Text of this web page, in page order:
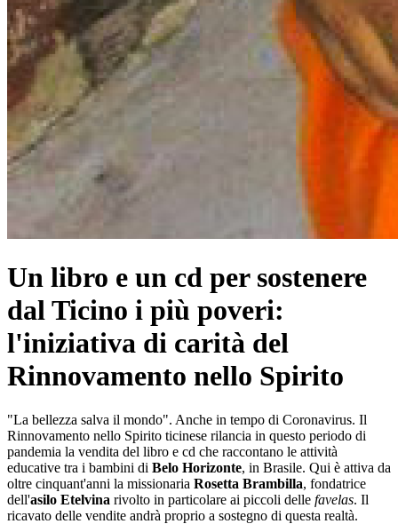
Un libro e un cd per sostenere
dal Ticino i più poveri:
l'iniziativa di carità del
Rinnovamento nello Spirito
"La bellezza salva il mondo". Anche in tempo di Coronavirus. Il
Rinnovamento nello Spirito ticinese rilancia in questo periodo di
pandemia la vendita del libro e cd che raccontano le attività
educative tra i bambini di Belo Horizonte, in Brasile. Qui è attiva da
oltre cinquant'anni la missionaria Rosetta Brambilla, fondatrice
dell'asilo Etelvina rivolto in particolare ai piccoli delle favelas. Il
ricavato delle vendite andrà proprio a sostegno di questa realtà.